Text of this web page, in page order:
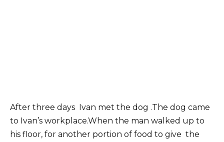
After three days Ivan met the dog .The dog came
to Ivan’s workplace.When the man walked up to
his floor, for another portion of food to give the